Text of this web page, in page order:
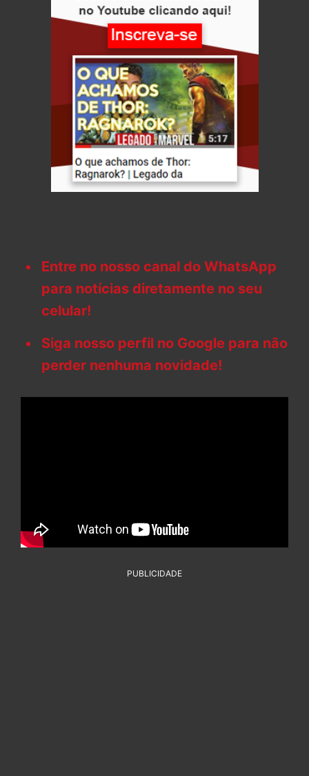
Entre no nosso canal do WhatsApp
para notícias diretamente no seu
celular!
Siga nosso perfil no Google para não
perder nenhuma novidade!
PUBLICIDADE